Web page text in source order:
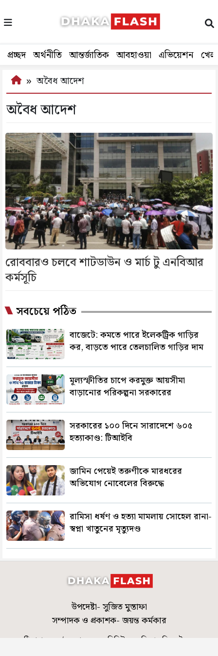
প্রচ্ছদ অর্থনীতি আন্তর্জাতিক আবহাওয়া এভিয়েশন খেলা
অবৈধ আদেশ
অবৈধ আদেশ
রোববারও চলবে শাটডাউন ও মার্চ টু এনবিআর
কর্মসূচি
সবচেয়ে পঠিত
বাজেটে: কমতে পারে ইলেকট্রিক গাড়ির
কর, বাড়তে পারে তেলচালিত গাড়ির দাম
মূল্যস্ফীতির চাপে করমুক্ত আয়সীমা
বাড়ানোর পরিকল্পনা সরকারের
সরকারের ১০০ দিনে সারাদেশে ৬০৫
হত্যাকাণ্ড: টিআইবি
জামিন পেয়েই তরুণীকে মারধরের
অভিযোগ নোবেলের বিরুদ্ধে
রামিসা ধর্ষণ ও হত্যা মামলায় সোহেল রানা-
স্বপ্না খাতুনের মৃত্যুদণ্ড
উপদেষ্টা- সুজিত মুস্তাফা
সম্পাদক ও প্রকাশক- জয়ন্ত কর্মকার
ঠিকানা- ৪৬০/এ, রোড-০৬, এভিনিউ-০৭, মিরপুর-ডিওএইচএস